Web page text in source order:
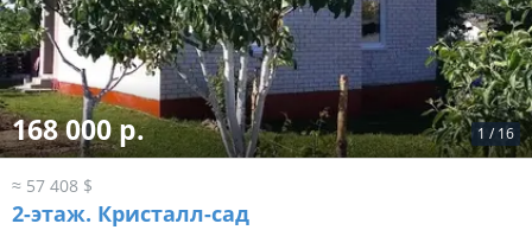
1 / 16
168 000 р.
≈ 57 408 $
2-этаж. Кристалл-сад